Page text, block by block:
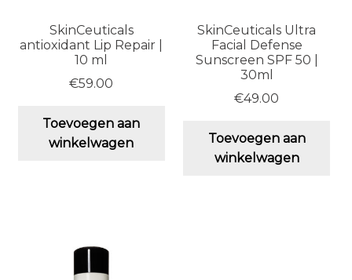
SkinCeuticals
antioxidant Lip Repair |
10 ml
€59.00
Toevoegen aan
winkelwagen
SkinCeuticals Ultra
Facial Defense
Sunscreen SPF 50 |
30ml
€49.00
Toevoegen aan
winkelwagen